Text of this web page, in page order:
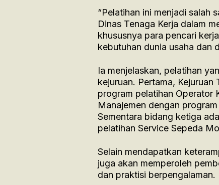
“Pelatihan ini menjadi salah
Dinas Tenaga Kerja dalam
khususnya para pencari
kebutuhan dunia usaha dan
Ia menjelaskan, pelatihan
kejuruan. Pertama,
program pelatihan Operator
Manajemen dengan
Sementara bidang ketiga
pelatihan Service Sepeda
Selain mendapatkan
juga akan memperoleh
dan praktisi berpengalaman.